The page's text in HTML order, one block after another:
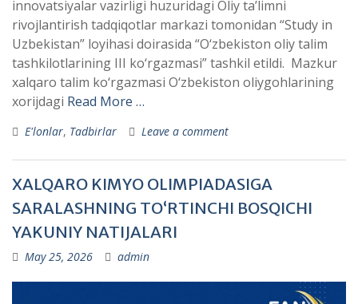
innovatsiyalar vazirligi huzuridagi Oliy taʼlimni
rivojlantirish tadqiqotlar markazi tomonidan “Study in
Uzbekistan” loyihasi doirasida “O‘zbekiston oliy talim
tashkilotlarining III ko‘rgazmasi” tashkil etildi. Mazkur
xalqaro talim ko‘rgazmasi O‘zbekiston oliygohlarining
xorijdagi Read More …
E'lonlar, Tadbirlar Leave a comment
XALQARO KIMYO OLIMPIADASIGA
SARALASHNING TO‘RTINCHI BOSQICHI
YAKUNIY NATIJALARI
May 25, 2026 admin